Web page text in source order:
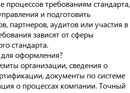
процессов требованиям стандарта,
и подготовить
партнеров, аудитов или участия в
зависят от сферы
стандарта.
оформления?
организации, сведения о
документы по системе
о процессах компании. Точный